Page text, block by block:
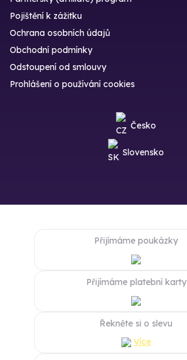
Pojištění k zážitku
Ochrana osobních údajů
Obchodní podmínky
Odstoupení od smlouvy
Prohlášení o používání cookies
Česko
Slovensko
Přijímáme poukázky
Přijímáme platební karty
Řekněte si o slevu
Více